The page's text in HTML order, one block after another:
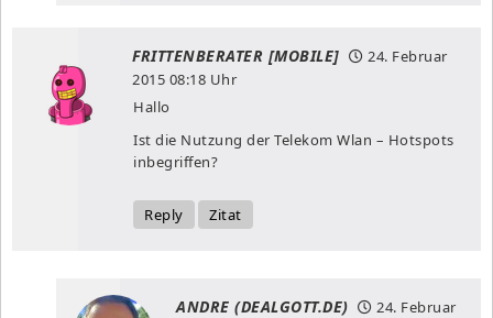
FRITTENBERATER [MOBILE]
24. Februar
2015 08:18 Uhr
Hallo
Ist die Nutzung der Telekom Wlan – Hotspots
inbegriffen?
Reply Zitat
ANDRE (DEALGOTT.DE)
24. Februar